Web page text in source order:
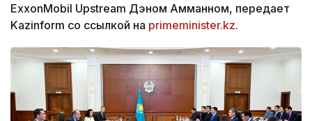
ExxonMobil Upstream Дэном Амманном, передает
Kazinform со ссылкой на primeminister.kz.